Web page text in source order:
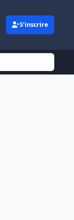
S’inscrire